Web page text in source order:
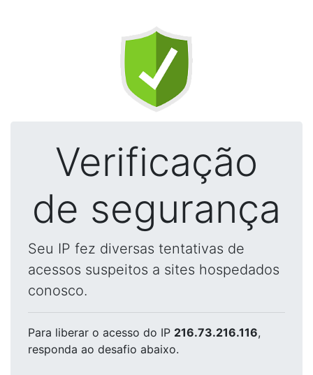
Verificação
de segurança
Seu IP fez diversas tentativas de
acessos suspeitos a sites hospedados
conosco.
Para liberar o acesso do IP 216.73.216.116,
responda ao desafio abaixo.